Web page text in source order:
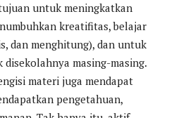
untuk meningkatkan
kreatifitas, belajar
dan menghitung), dan untuk
disekolahnya masing-masing.
materi juga mendapat
pengetahuan,